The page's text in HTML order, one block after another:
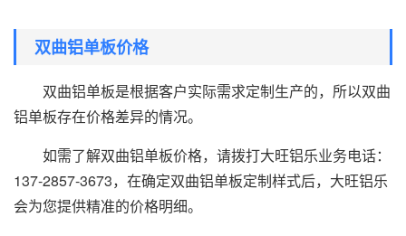
双曲铝单板价格
双曲铝单板是根据客户实际需求定制生产的，所以双曲
铝单板存在价格差异的情况。
如需了解双曲铝单板价格，请拨打大旺铝乐业务电话：
137-2857-3673，在确定双曲铝单板定制样式后，大旺铝乐
会为您提供精准的价格明细。